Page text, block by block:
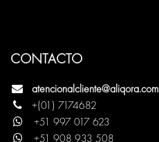
CONTACTO
atencionalcliente@aliqora.com
+(01) 7174682
+51 997017623
+51 908 933 508